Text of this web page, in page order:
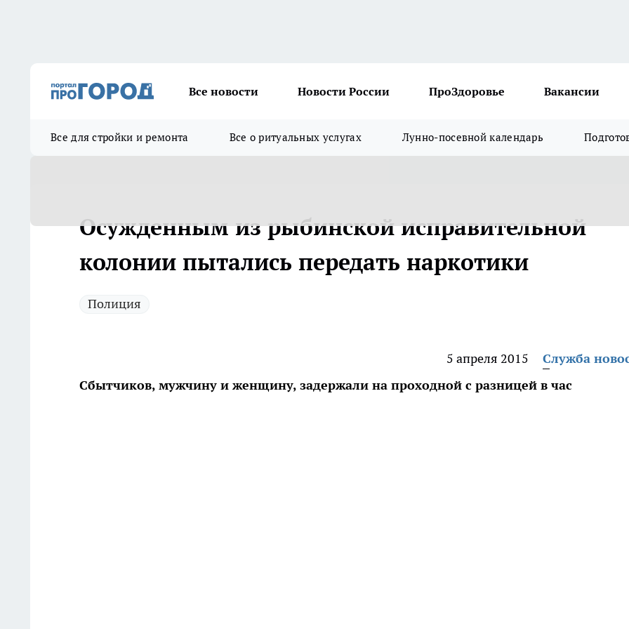
Все новости Новости России ПроЗдоровье Вакансии
Все для стройки и ремонта Все о ритуальных услугах Лунно-посевной календарь
Осужденным из рыбинской исправительной
колонии пытались передать наркотики
Полиция
5 апреля 2015
Служба
Сбытчиков, мужчину и женщину, задержали на проходной с разницей в час